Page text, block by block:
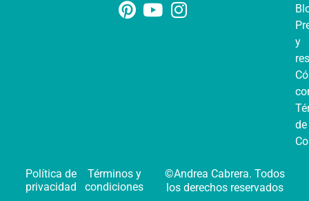
y
Política de
privacidad
Términos y
condiciones
©Andrea Cabrera. Todos
los derechos reservados